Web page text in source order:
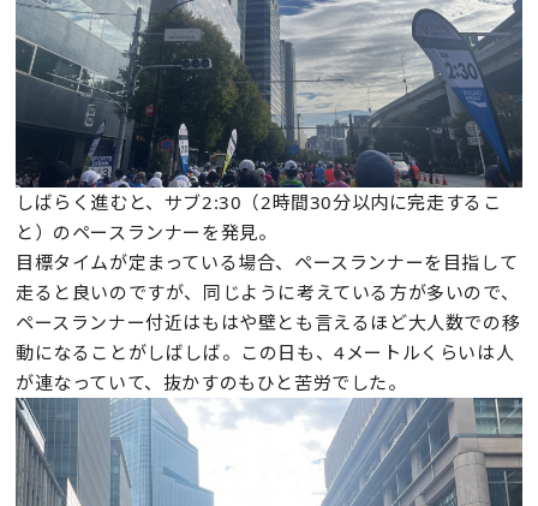
しばらく進むと、サブ2:30（2時間30分以内に完走するこ
と）のペースランナーを発見。
目標タイムが定まっている場合、ペースランナーを目指して
走ると良いのですが、同じように考えている方が多いので、
ペースランナー付近はもはや壁とも言えるほど大人数での移
動になることがしばしば。この日も、4メートルくらいは人
が連なっていて、抜かすのもひと苦労でした。